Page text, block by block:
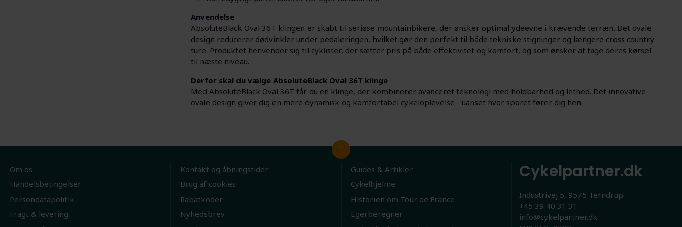
Anvendelse
AbsoluteBlack Oval 36T klingen er skabt til seriøse mountainbikere, der ønsker optimal ydeevne i krævende terræn. Det ovale
design reducerer dødvinkler under pedaleringen, hvilket gør den perfekt til både tekniske stigninger og længere cross country
ture. Produktet henvender sig til cyklister, der sætter pris på både effektivitet og komfort, og som ønsker at tage deres kørsel
til næste niveau.
Derfor skal du vælge AbsoluteBlack Oval 36T klinge
Med AbsoluteBlack Oval 36T får du en klinge, der kombinerer avanceret teknologi med holdbarhed og lethed. Det innovative
ovale design giver dig en mere dynamisk og komfortabel cykeloplevelse - uanset hvor sporet fører dig hen.
Om os
Handelsbetingelser
Persondatapolitik
Fragt & levering
Kontakt og åbningstider
Brug af cookies
Rabatkoder
Nyhedsbrev
Guides & Artikler
Cykelhjelme
Historien om Tour de France
Egerberegner
Cykelpartner.dk
Industrivej 5, 9575 Terndrup
+45 39 40 31 31
info@cykelpartner.dk